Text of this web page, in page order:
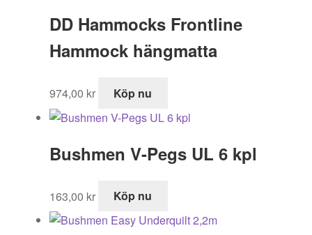
DD Hammocks Frontline
Hammock hängmatta
974,00 kr Köp nu
Bushmen V-Pegs UL 6 kpl
163,00 kr Köp nu